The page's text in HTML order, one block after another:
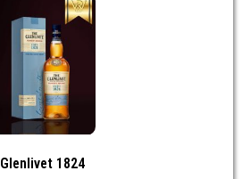
Glenlivet 1824